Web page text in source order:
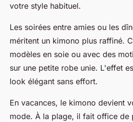
votre style habituel.
Les soirées entre amies ou les
méritent un kimono plus raffiné.
modèles en soie ou avec des
sur une petite robe unie. L'effet
look élégant sans effort.
En vacances, le kimono devient
mode. À la plage, il fait office de